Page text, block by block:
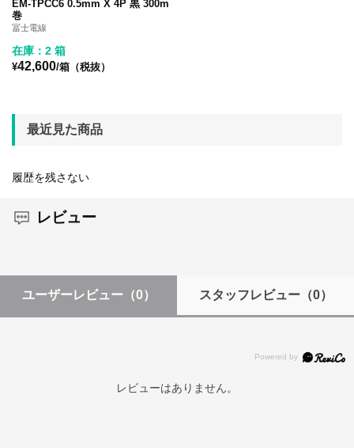
EM-TPCC6 0.5mm X 4P 黒 300m
巻
冨士電線
在庫：2 箱
¥42,600/箱（税抜）
最近見た商品
履歴を残さない
レビュー
ユーザーレビュー （0） スタッフレビュー（0）
レビューはありません。